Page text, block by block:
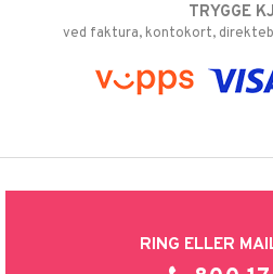
TRYGGE
ved faktura, kontokort,
RING ELLER